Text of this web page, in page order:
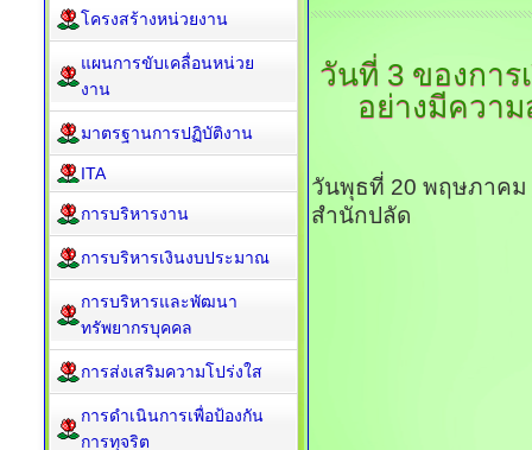
วันที่ 3 ของการ
อย่างมีควา
วันพุธที่ 20 พฤษภาคม
สำนักปลัด
โครงสร้างหน่วยงาน
แผนการขับเคลื่อนหน่วย
งาน
มาตรฐานการปฏิบัติงาน
ITA
การบริหารงาน
การบริหารเงินงบประมาณ
การบริหารและพัฒนา
ทรัพยากรบุคคล
การส่งเสริมความโปร่งใส
การดำเนินการเพื่อป้องกัน
การทุจริต